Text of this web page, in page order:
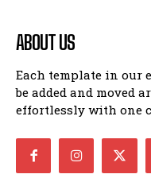
ABOUT US
Each template in our
be added and moved
effortlessly with one